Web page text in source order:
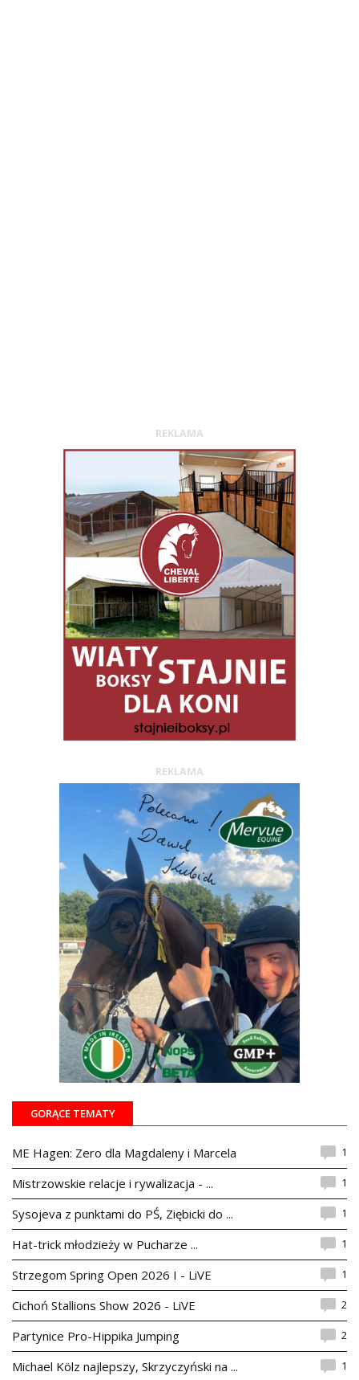
REKLAMA
REKLAMA
GORĄCE TEMATY
ME Hagen: Zero dla Magdaleny i Marcela 1
Mistrzowskie relacje i rywalizacja - ... 1
Sysojeva z punktami do PŚ, Ziębicki do ... 1
Hat-trick młodzieży w Pucharze ... 1
Strzegom Spring Open 2026 I - LiVE 1
Cichoń Stallions Show 2026 - LiVE 2
Partynice Pro-Hippika Jumping 2
Michael Kölz najlepszy, Skrzyczyński na ... 1